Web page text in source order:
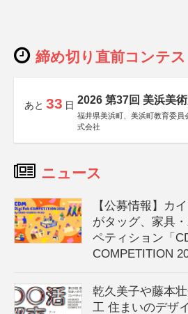
締め切り直前コンテス
あと 33 日 2026 第37回 美浜美
福井県美浜町、美浜町教育委員
式会社
ニュース
【公募情報】カ
がタッグ、家具
ペティション「
COMPETITION
乾久美子や藤本
工 住まいのデザ